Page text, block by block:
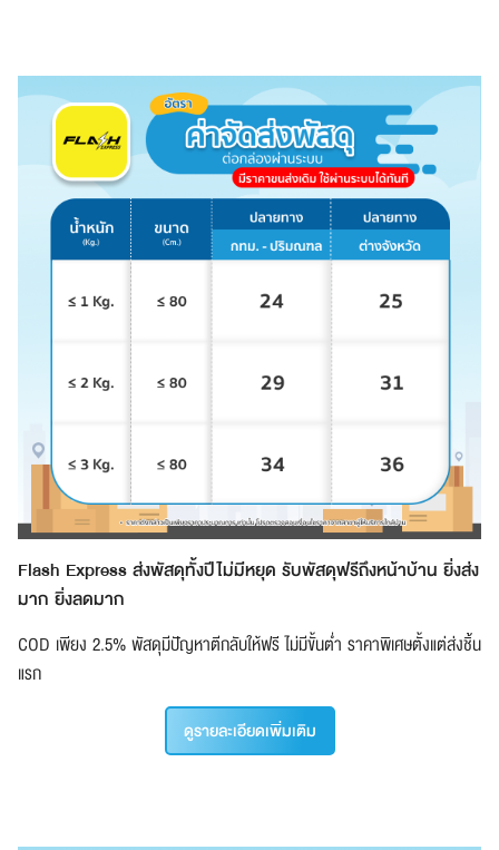
Flash Express ส่งพัสดุทั้งปีไม่มีหยุด รับพัสดุฟรีถึงหน้าบ้าน ยิ่งส่ง
มาก ยิ่งลดมาก
COD เพียง 2.5% พัสดุมีปัญหาตีกลับให้ฟรี ไม่มีขั้นต่ำ ราคาพิเศษตั้งแต่ส่งชิ้น
แรก
ดูรายละเอียดเพิ่มเติม